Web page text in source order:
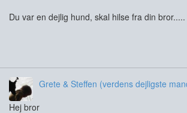
Du var en dejlig hund, skal hilse fra din bror.....
Grete & Steffen (verdens dejligste
Hej bror